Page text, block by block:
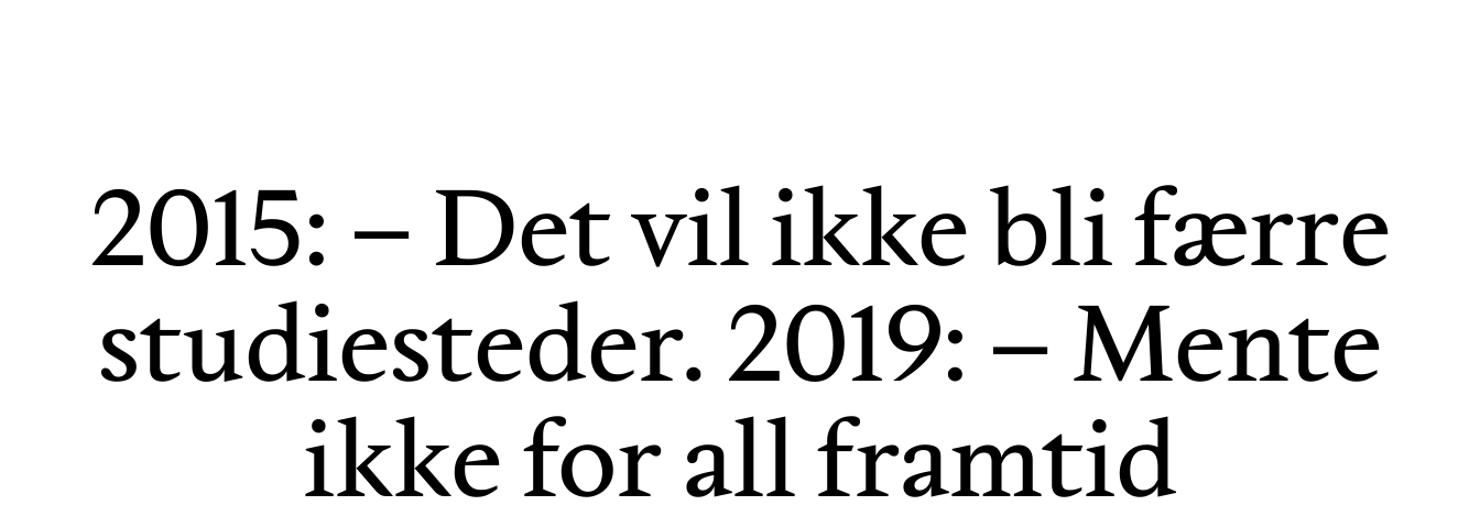
2015: – Det vil ikke bli færre
studiesteder. 2019: – Mente
ikke for all framtid